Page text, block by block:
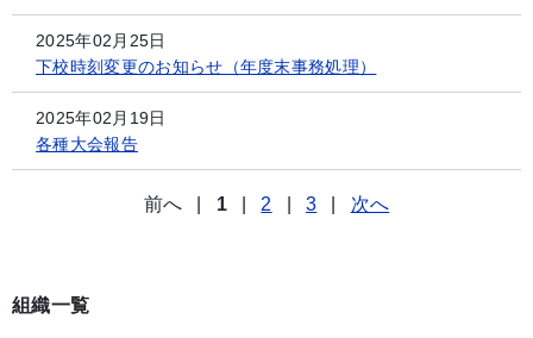
2025年02月25日
下校時刻変更のお知らせ（年度末事務処理）
2025年02月19日
各種大会報告
前へ 1 2 3 次へ
組織一覧